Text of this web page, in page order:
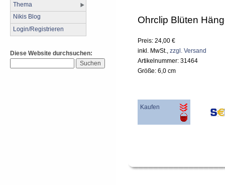
Thema
Nikis Blog
Login/Registrieren
Diese Website durchsuchen:
Ohrclip Blüten
Preis: 24,00 €
inkl. MwSt., zzgl. Versand
Artikelnummer: 31464
Größe: 6,0 cm
Kaufen